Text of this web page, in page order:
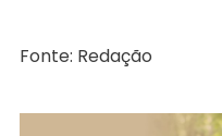
Fonte: Redação